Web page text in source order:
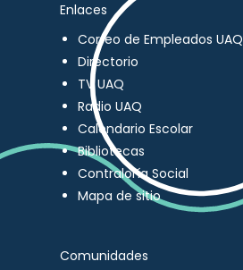
Enlaces
Correo de Empleados UAQ
Directorio
TV UAQ
Radio UAQ
Calendario Escolar
Bibliotecas
Contraloría Social
Mapa de sitio
Comunidades